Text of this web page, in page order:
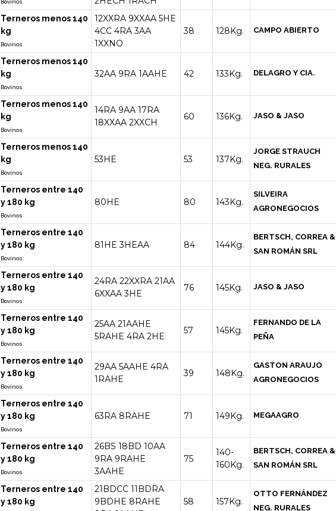
Bovinos
Terneros menos 140
kg
Bovinos
12XXRA 9XXAA 5HE
4CC 4RA3AA
1XXNO
38 128Kg. CAMPO ABIERTO
Terneros menos 140
kg
Bovinos
32AA 9RA 1AAHE 42 133Kg. DELAGRO Y CIA.
Terneros menos 140
kg
Bovinos
14RA 9AA 17RA
18XXAA 2XXCH
60 136Kg. JASO & JASO
Terneros menos 140
kg
Bovinos
53HE 53 137Kg.
JORGE STRAUCH
NEG. RURALES
Terneros entre 140
y 180 kg
Bovinos
80HE 80 143Kg.
SILVEIRA
AGRONEGOCIOS
Terneros entre 140
y 180 kg
Bovinos
81HE3HEAA 84 144Kg.
BERTSCH, CORREA &
SAN ROMÁN SRL
Terneros entre 140
y 180 kg
Bovinos
24RA 22XXRA 21AA
6XXAA3HE
76 145Kg. JASO & JASO
Terneros entre 140
y 180 kg
Bovinos
25AA 21AAHE
5RAHE 4RA 2HE
57 145Kg.
FERNANDO DE LA
PEÑA
Terneros entre 140
y 180 kg
Bovinos
29AA 5AAHE 4RA
1RAHE
39 148Kg.
GASTON ARAUJO
AGRONEGOCIOS
Terneros entre 140
y 180 kg
Bovinos
63RA 8RAHE 71 149Kg. MEGAAGRO
Terneros entre 140
y 180 kg
Bovinos
26BS 18BD 10AA
9RA 9RAHE
3AAHE
75
140-
160Kg.
BERTSCH, CORREA &
SAN ROMÁN SRL
Terneros entre 140
y 180 kg
21BDCC 11BDRA
9BDHE 8RAHE
58 157Kg.
OTTO FERNÁNDEZ
NEG. RURALES